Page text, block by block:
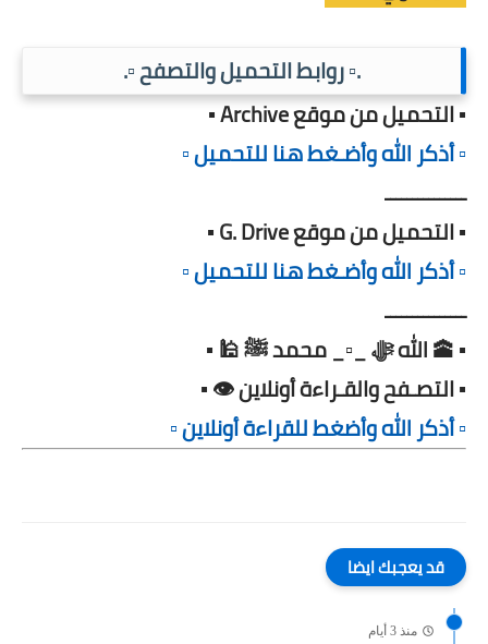
.▫️ روابط التحميل والتصفح ▫️.
▪️ التحميل من موقع Archive ▪️
▫️ أذكر الله وأضـغط هنا للتحميل ▫️
ـــــــــــــــ
▪️ التحميل من موقع G. Drive ▪️
▫️ أذكر الله وأضـغط هنا للتحميل ▫️
ـــــــــــــــ
▪️ 🕋 الله ﷻ _▫️_ محمد ﷺ 🕌 ▪️
▪️ التصـفح والقـراءة أونلاين 👁️ ▪️
▫️ أذكر الله وأضغط للقراءة أونلاين ▫️
قد يعجبك ايضا
منذ 3 أيام